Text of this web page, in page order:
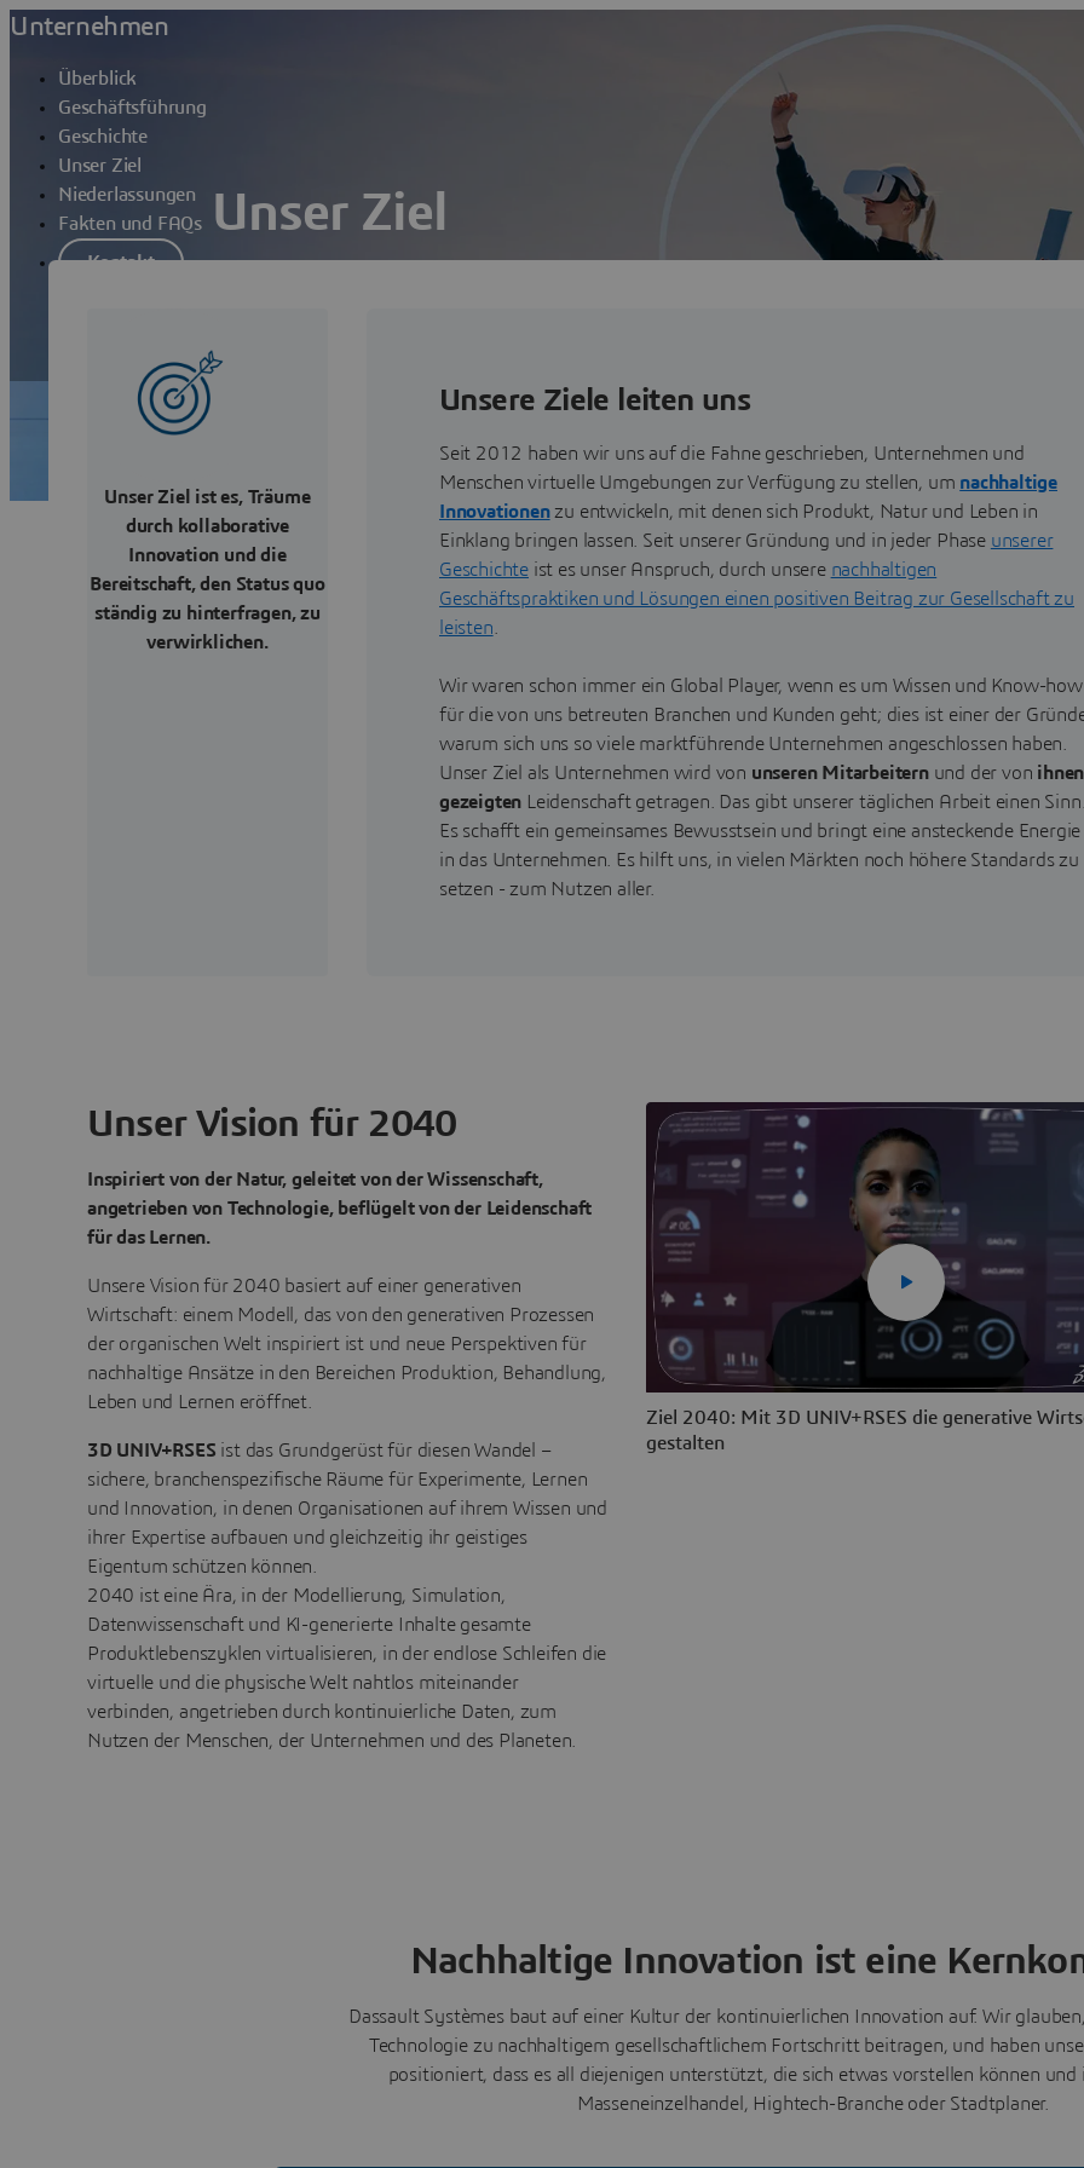
Unternehmen
Überblick
Geschäftsführung
Geschichte
Unser Ziel
Niederlassungen
Fakten und FAQs
Kontakt
Unser Ziel
wer wir sind und wie wir unser Unternehmen führen.
Unser Ziel ist es, Träume
durch kollaborative
Innovation und die
Bereitschaft, den Status quo
ständig zu hinterfragen, zu
verwirklichen.
Unsere Ziele leiten uns
Seit 2012 haben wir uns auf die Fahne geschrieben, Unternehmen und
Menschen virtuelle Umgebungen zur Verfügung zu stellen, um nachhaltige
Innovationenzu entwickeln, mit denen sich Produkt, Natur und Leben in
Einklang bringen lassen. Seit unserer Gründung und in jeder Phase unserer
Geschichte ist es unser Anspruch, durch unsere nachhaltigen
Geschäftspraktiken und Lösungen einen positiven Beitrag zur Gesellschaft zu
leisten
Wir waren schon immer ein Global Player, wenn es um Wissen und Know-how
für die von uns betreuten Branchen und Kunden geht; dies ist einer der
warum sich uns so viele marktführende Unternehmen angeschlossen haben.
Unser Ziel als Unternehmen wird von unseren Mitarbeiternund der von ihnen
gezeigten
Leidenschaft getragen. Das gibt unserer täglichen Arbeit einen Sinn.
Es schafft ein gemeinsames Bewusstsein und bringt eine ansteckende Energie
in das Unternehmen. Es hilft uns, in vielen Märkten noch höhere Standards zu
setzen - zum Nutzen aller.
Unser Vision für 2040
Inspiriert von der Natur, geleitet von der Wissenschaft,
angetrieben von Technologie, beflügelt von der Leidenschaft
für das Lernen.
Unsere Vision für 2040 basiert auf einer generativen
Wirtschaft: einem Modell, das von den generativen Prozessen
der organischen Welt inspiriert ist und neue Perspektiven für
nachhaltige Ansätze in den Bereichen Produktion, Behandlung,
Leben und Lernen eröffnet.
3D UNIV+RSES ist das Grundgerüst für diesen Wandel –
sichere, branchenspezifische Räume für Experimente, Lernen
und Innovation, in denen Organisationen auf ihrem Wissen und
ihrer Expertise aufbauen und gleichzeitig ihr geistiges
Eigentum schützen können.
2040 ist eine Ära, in der Modellierung, Simulation,
Datenwissenschaft und KI-generierte Inhalte gesamte
Produktlebenszyklen virtualisieren, in der endlose Schleifen die
virtuelle und die physische Welt nahtlos miteinander
verbinden, angetrieben durch kontinuierliche Daten, zum
Nutzen der Menschen, der Unternehmen und des Planeten.
Ziel 2040: Mit 3D UNIV+RSES die generative
gestalten
Nachhaltige Innovation ist eine
Dassault Systèmes baut auf einer Kultur der kontinuierlichen Innovation auf. Wir
Technologie zu nachhaltigem gesellschaftlichem Fortschritt beitragen, und haben
positioniert, dass es all diejenigen unterstützt, die sich etwas vorstellen können
Masseneinzelhandel, Hightech-Branche oder Stadtplaner.